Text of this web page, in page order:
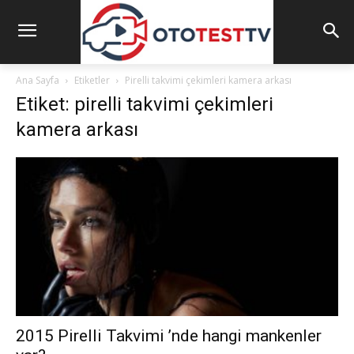
Ana Sayfa Etiketler Pirelli takvimi çekimleri kamera arkası
Etiket: pirelli takvimi çekimleri
kamera arkası
2015 Pirelli Takvimi ’nde hangi mankenler